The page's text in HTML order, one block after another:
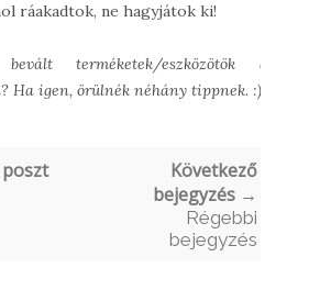
ráakadtok, ne hagyjátok ki!
terméketek/eszközötök a
Ha igen, örülnék néhány tippnek. :)
Következő
bejegyzés →
Régebbi
bejegyzés